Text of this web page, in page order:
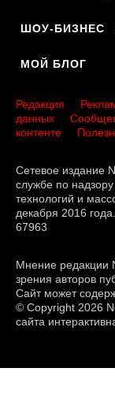
ШОУ-БИЗНЕС
МОЙ БЛОГ
Редакция
данных
контенте
Сетевое издание
службе по
технологий и
декабря 2016
67963
Мнение редакции
зрения авторов
Сайт может
© Copyright 2026
сайта